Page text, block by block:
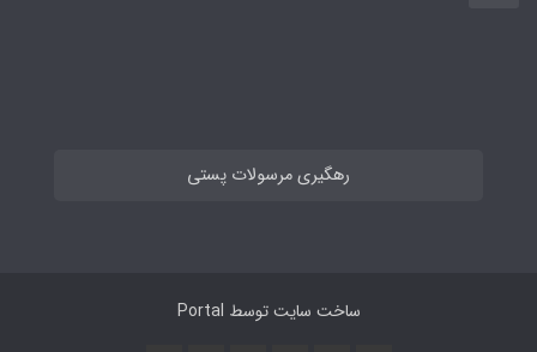
رهگیری مرسولات پستی
ساخت سایت توسط Portal